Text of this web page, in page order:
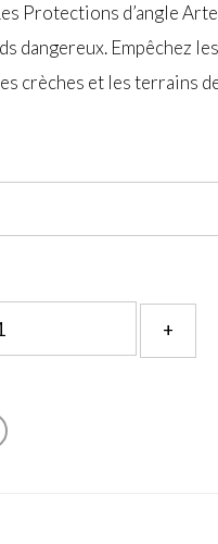
Protections d’angle
dangereux. Empêchez
crèches et les terrains